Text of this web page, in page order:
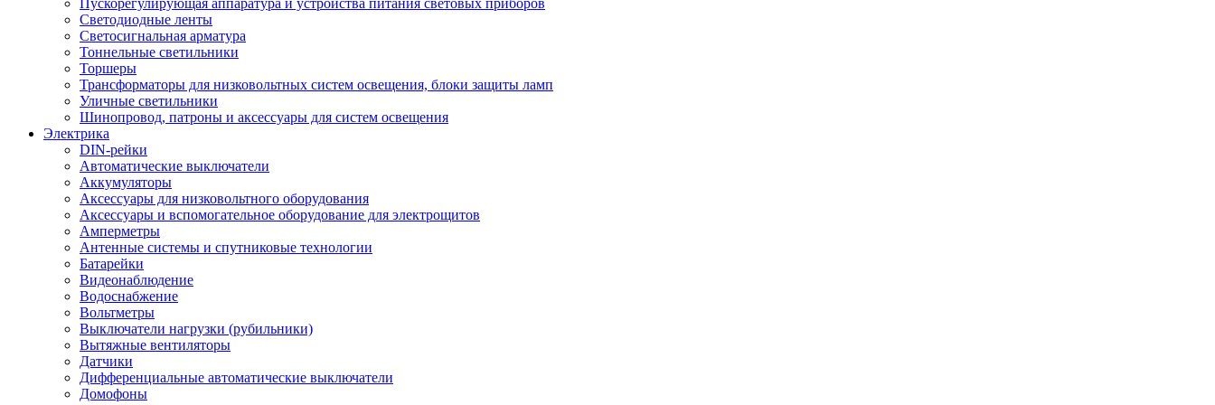
Светодиодные ленты
Светосигнальная арматура
Тоннельные светильники
Торшеры
Трансформаторы для низковольтных систем освещения, блоки защиты ламп
Уличные светильники
Шинопровод, патроны и аксессуары для систем освещения
Электрика
DIN-рейки
Автоматические выключатели
Аккумуляторы
Аксессуары для низковольтного оборудования
Аксессуары и вспомогательное оборудование для электрощитов
Амперметры
Антенные системы и спутниковые технологии
Батарейки
Видеонаблюдение
Водоснабжение
Вольтметры
Выключатели нагрузки (рубильники)
Вытяжные вентиляторы
Датчики
Дифференциальные автоматические выключатели
Домофоны